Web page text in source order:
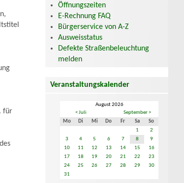
für
Öffnungszeiten
E-Rechnung FAQ
Bürgerservice von A-Z
Ausweisstatus
Defekte Straßenbeleuchtung
melden
Veranstaltungskalender
August 2026
< Juli
September >
Mo
Di Mi Do Fr Sa
So
1
2
3
4 5 6 7 8
9
10
11 12 13 14 15
16
17
18 19 20 21 22
23
24
25 26 27 28 29
30
31